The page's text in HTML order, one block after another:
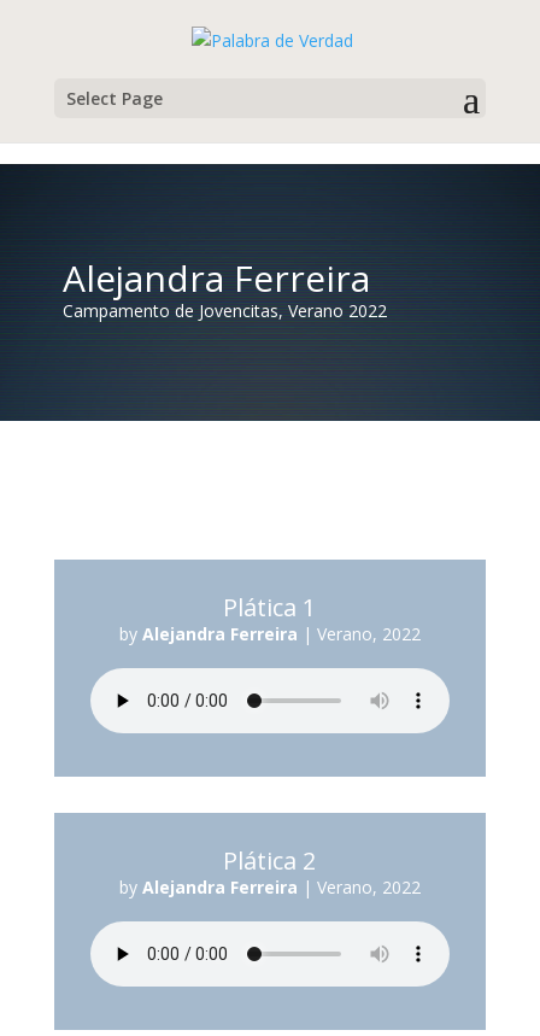
Select Page
Alejandra Ferreira
Campamento de Jovencitas, Verano 2022
Plática 1
by Alejandra Ferreira | Verano, 2022
Plática 2
by Alejandra Ferreira | Verano, 2022